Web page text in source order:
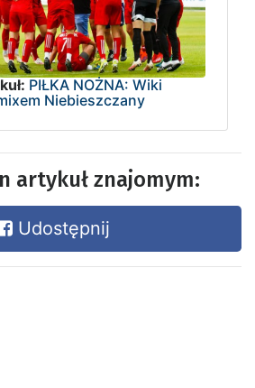
PIŁKA NOŻNA: Wiki
Niebieszczany
artykuł znajomym:
Udostępnij